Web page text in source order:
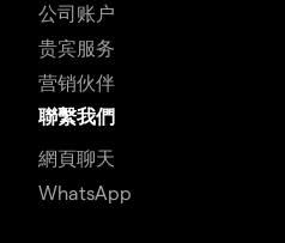
公司账户
贵宾服务
营销伙伴
聯繫我們
網頁聊天
WhatsApp